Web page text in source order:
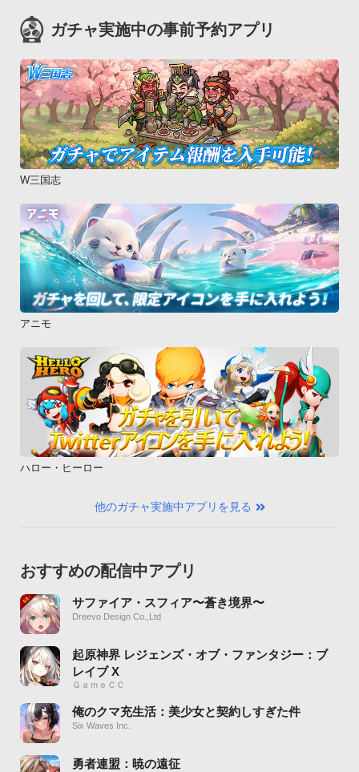
ガチャ実施中の事前予約アプリ
W三国志
アニモ
ハロー・ヒーロー
他のガチャ実施中アプリを見る
おすすめの配信中アプリ
サファイア・スフィア〜蒼き境界〜
Dreevo Design Co.,Ltd
起原神界 レジェンズ・オブ・ファンタジー：ブ
レイブ X
ＧａｍｅＣＣ
俺のクマ充生活：美少女と契約しすぎた件
Six Waves Inc.
勇者連盟：暁の遠征